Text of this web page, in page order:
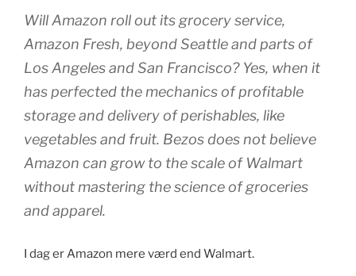
Will Amazon roll out its grocery service,
Amazon Fresh, beyond Seattle and parts of
Los Angeles and San Francisco? Yes, when it
has perfected the mechanics of profitable
storage and delivery of perishables, like
vegetables and fruit. Bezos does not believe
Amazon can grow to the scale of Walmart
without mastering the science of groceries
and apparel.
I dag er Amazon mere værd end Walmart.